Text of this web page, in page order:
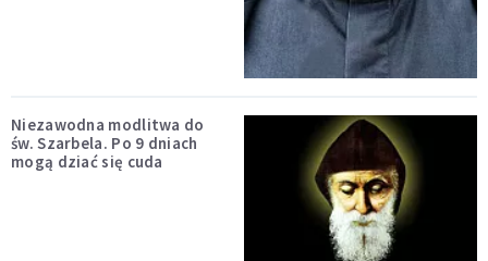
Niezawodna modlitwa do
św. Szarbela. Po 9 dniach
mogą dziać się cuda